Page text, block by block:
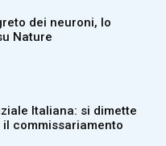
dei neuroni, lo
Nature
Italiana: si dimette
il commissariamento